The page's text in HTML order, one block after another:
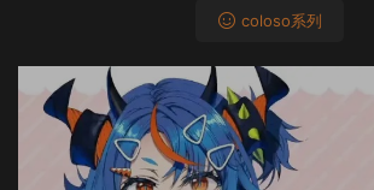
coloso系列